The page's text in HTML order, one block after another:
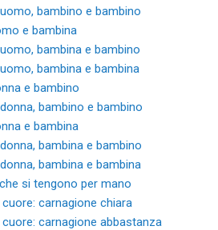
bambino e bambino
e bambina
bambina e bambino
bambina e bambina
e bambino
bambino e bambino
e bambina
bambina e bambino
bambina e bambina
si tengono per mano
carnagione chiara
carnagione abbastanza